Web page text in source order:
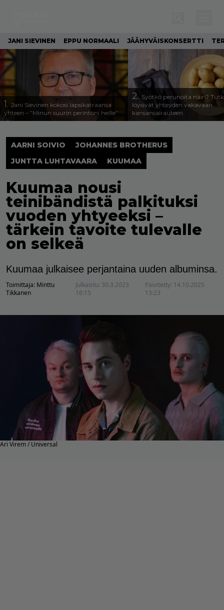
JANI SIEVINEN EPPU NORMAALI JÄÄHYVÄISKONSERTTI
1. Jani Sievinen kokosi lapsikatraansa
yhteen – ”Minun suurin perintöni heille”
2. Syötkö perunoita näin?
löysivät yhteyden vakavaan
kansansairauteen
AARNI SOIVIO
JOHANNES BROTHERUS
JUNTTA LUHTAVAARA
KUUMAA
Kuumaa nousi
teinibändistä palkituksi
vuoden yhtyeeksi –
tärkein tavoite tulevalle
on selkeä
Kuumaa julkaisee perjantaina uuden albuminsa.
Toimittaja: Minttu
Tikkanen
Julkaistu: 30.3.2023
16:15
Päivitetty: 14.10.2025
13:23
Ari Virem / Universal